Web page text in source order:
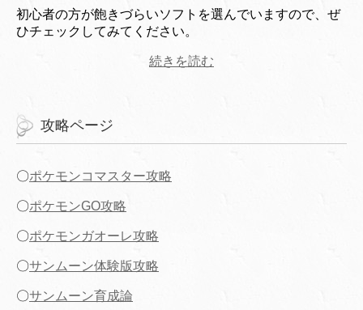
初心者の方が飽きづらいソフトを選んでいますので、ぜ
ひチェックしてみてください。
続きを読む
攻略ページ
〇ポケモンコマスター攻略
〇ポケモンGO攻略
〇ポケモンガオーレ攻略
〇サンムーン体験版攻略
〇サンムーン育成論